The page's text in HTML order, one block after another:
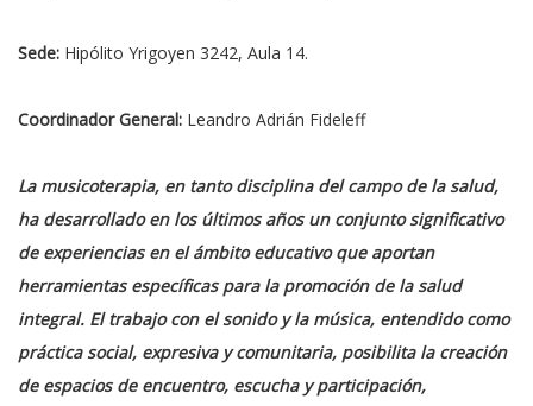
Sede: Hipólito Yrigoyen 3242, Aula 14.
Coordinador General: Leandro Adrián Fideleff
La musicoterapia, en tanto disciplina del campo de la salud,
ha desarrollado en los últimos años un conjunto significativo
de experiencias en el ámbito educativo que aportan
herramientas específicas para la promoción de la salud
integral. El trabajo con el sonido y la música, entendido como
práctica social, expresiva y comunitaria, posibilita la creación
de espacios de encuentro, escucha y participación,